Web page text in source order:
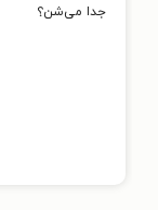
جدا می‌شن؟